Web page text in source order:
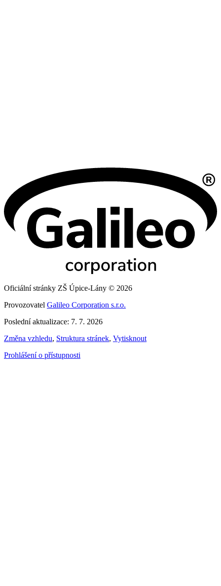
Oficiální stránky ZŠ Úpice-Lány © 2026
Provozovatel Galileo Corporation s.r.o.
Poslední aktualizace: 7. 7. 2026
Změna vzhledu, Struktura stránek, Vytisknout
Prohlášení o přístupnosti